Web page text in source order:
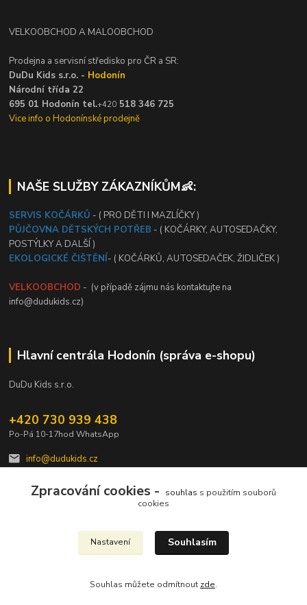
VELKOOBCHOD A MALOOBCHOD
Prodejna a servisní středisko pro ČR a SR:
DuDu Kids s.r.o. - Hodonín
Národní třída 22
695 01 Hodonín tel.+420 518 346 725
Vice info o Hodonínské prodejně
NAŠE SLUŽBY ZÁKAZNÍKŮM👶:
SERVIS KOČÁRKŮ - ( PRO DĚTI I MAZLÍČKY )
PŮJČOVNA DĚTSKÝCH POTŘEB - ( KOČÁRKY, AUTOSEDAČKY,
POSTÝLKY A DALŠÍ )
EKOLOGICKÉ ČIŠTĚNÍ- ( KOČÁRKŮ, AUTOSEDAČEK, ŽIDLIČEK )
VELKOOBCHOD - (v případě zájmu nás kontaktujte na
info@dudukids.cz)
Hlavní centrála Hodonín (správa e-shopu)
DuDu Kids s.r.o.
+420 730 939 438
Po-Pá 10-17hod WhatsApp
info@dudukids.cz
Upravit sběr cookies.
Zpracování cookies - souhlas s použitím souborů
cookies
Nastavení Souhlasím
Souhlas můžete odmítnout zde.